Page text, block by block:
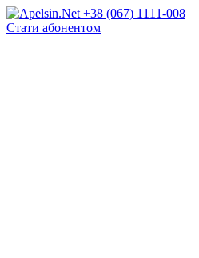
+38 (067) 1111-008
Стати абонентом